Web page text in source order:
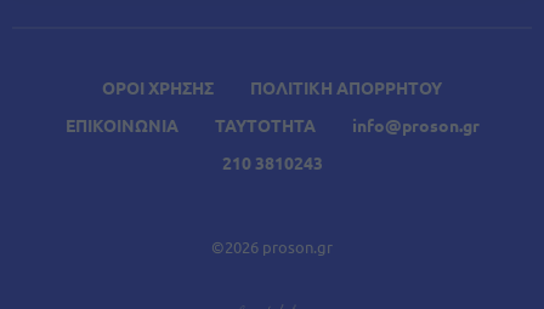
ΟΡΟΙ ΧΡΗΣΗΣ
ΠΟΛΙΤΙΚΗ ΑΠΟΡΡΗΤΟΥ
ΕΠΙΚΟΙΝΩΝΙΑ
ΤΑΥΤΟΤΗΤΑ
info@proson.gr
210 3810243
©2026 proson.gr